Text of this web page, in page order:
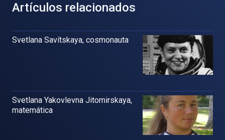
Artículos relacionados
Svetlana Savítskaya, cosmonauta
Svetlana Yakovlevna Jitomirskaya,
matemática